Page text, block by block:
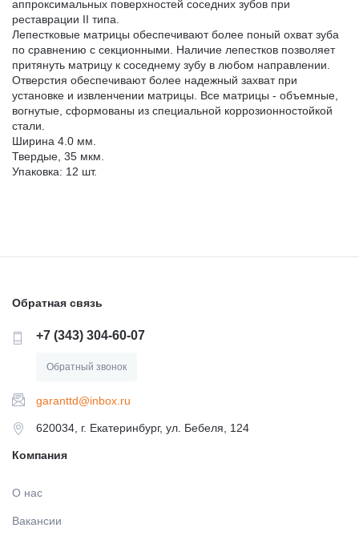
аппроксимальных поверхностей соседних зубов при
реставрации II типа.
Лепестковые матрицы обеспечивают более поный охват зуба
по сравнению с секционными. Наличие лепестков позволяет
притянуть матрицу к соседнему зубу в любом направлении.
Отверстия обеспечивают более надежный захват при
установке и извленчении матрицы. Все матрицы - объемные,
вогнутые, сформованы из специальной коррозионностойкой
стали.
Ширина 4.0 мм.
Твердые, 35 мкм.
Упаковка: 12 шт.
Обратная связь
+7 (343) 304-60-07
Обратный звонок
garanttd@inbox.ru
620034, г. Екатеринбург, ул. Бебеля, 124
Компания
О нас
Вакансии